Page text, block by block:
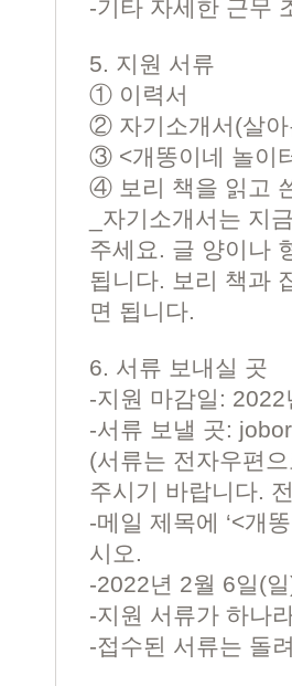
-기타 자세한 근무
5. 지원 서류
① 이력서
② 자기소개서(살아
③ <개똥이네 놀이
④ 보리 책을 읽고
_자기소개서는 지
주세요. 글 양이나
됩니다. 보리 책과
면 됩니다.
6. 서류 보내실 곳
-지원 마감일:
-서류 보낼 곳:
(서류는 전자우편
주시기 바랍니다.
-메일 제목에 ‘<개
시오.
-2022년 2월 6일(
-지원 서류가 하나
-접수된 서류는 돌